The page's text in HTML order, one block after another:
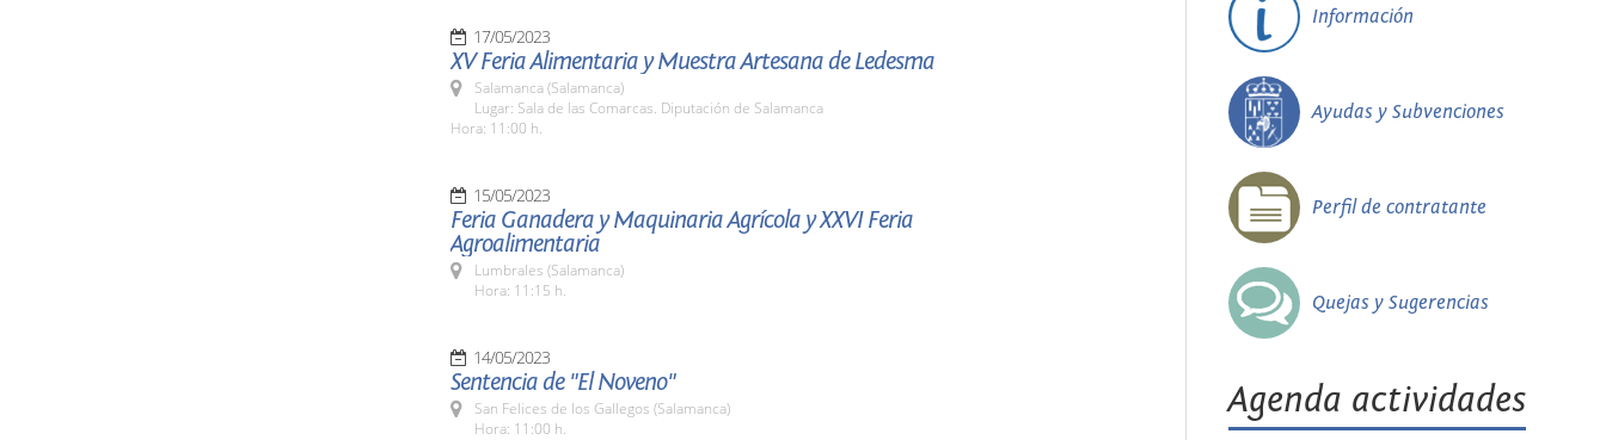
17/05/2023
XV Feria Alimentaria y Muestra Artesana de Ledesma
Salamanca (Salamanca)
Lugar: Sala de las Comarcas. Diputación de Salamanca
Hora: 11:00 h.
15/05/2023
Feria Ganadera y Maquinaria Agrícola y XXVI Feria
Agroalimentaria
Lumbrales (Salamanca)
Hora: 11:15 h.
14/05/2023
Sentencia de "El Noveno"
San Felices de los Gallegos (Salamanca)
Hora: 11:00 h.
Información
Ayudas y Subvenciones
Perfil de contratante
Quejas y Sugerencias
Agenda actividades